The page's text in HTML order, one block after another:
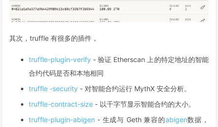
其次，truffle 有很多的插件，
truffle-plugin-verify - 验证 Etherscan 上的特定地址的智能
合约代码是否和本地相同
truffle -security - 对智能合约运行 MythX 安全分析。
truffle-contract-size - 以千字节显示智能合约的大小。
truffle-plugin-abigen - 生成与 Geth 兼容的abigen数据，